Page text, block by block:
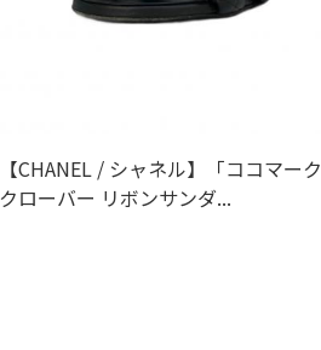
【CHANEL / シャネル】「ココマーク
クローバー リボンサンダ...